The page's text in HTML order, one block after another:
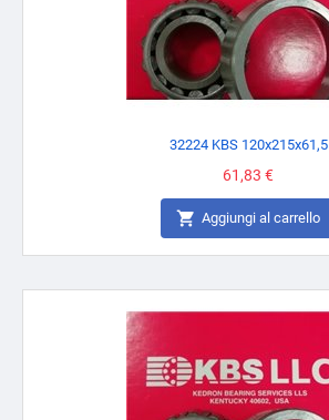
32224 KBS 120x215x61,5
Prezzo
61,83 €
 Aggiungi al carrello